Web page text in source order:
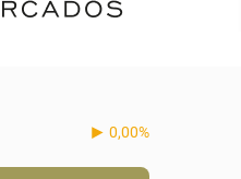
0,00%